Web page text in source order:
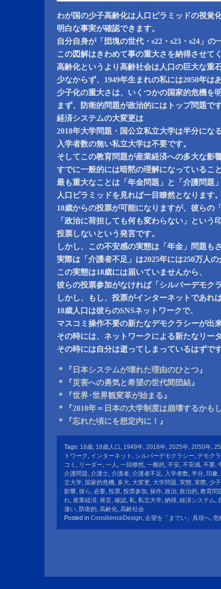
わが国の少子高齢化は人口ピラミッドの視覚
明白な事実が確認できます。
自分自身が「団塊の世代・s22・s23・s24」の
この図解はきわめて事の重大さを納得させて
高齢化というより高齢社会は人口の巨大な重
少なからず、1949年生まれの私には2050年は
少子化の重大さは、いくつかの国家的危機を
まず、防衛的問題が政治的にはトップ問題で
経済システムの大変更は
2018年大学問題・国公立私立大学は半分にな
入学者数の無い私立大学は不要です。
そしてこの教育問題が産業経済への多大な影
すでに一般的には暗黙の理解になっているこ
最も重大なことは「年金問題」と「介護問題
人口ピラミッドを見れば一目瞭然となります
18歳からの投票が可能になりますが、彼らの
「政治に荷担しても何も変わらない」という
投票しないという発言です。
しかし、この不安感の実態は「年金」問題も
実際は「介護者不足」は2025年には250万人
この実態は18歳には届いていませんから、
彼らの投票参加がなければ「シルバーデモク
しかし、もし、投票がインターネットであれ
18歳人口は彼らのSNSネットワークで、
マスコミ操作不要の新たなデモクラシーが出
その時には、ネットワークによる新たなリー
その時には自分は逝ってしまっているはずで
＊『日本システムが壊れた理由のひとつ』
＊『災害への勇気と希望の世代間団結』
＊『世界･世界観変革が始まる』
＊『2018年＝日本の大学制度は崩壊するかも
＊『忘れた頃にを想定内に！』
Tags: 18歳, 18歳人口 , 1949年, 2018年, 2025年, 2050年,
トワーク , インターネット , シルバーデモクラシー, デモク
コミ , リーダー, 一人 , 一目瞭然, 一般的, 不安, 不安感, 不要,
介護問題, 介護士, 介護者, 介護者不足 , 入学者数, 半分, 印象,
立大学, 国家的危機, 多大, 大変更, 大学問題, 実態, 実際, 少
影響, 彼ら , 必要, 投票, 投票参加, 操作, 政治, 政治的, 教育問
れ, 産業経済, 発言, 確認, 私, 私立大学, 納得, 経済システム,
違い, 防衛的, 高齢化, 高齢社会
Posted in ConsilienceDesign, 企望を「までい」具現へ, 危